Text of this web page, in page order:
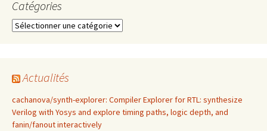
Catégories
Catégories
Actualités
cachanova/synth-explorer: Compiler Explorer for RTL: synthesize
Verilog with Yosys and explore timing paths, logic depth, and
fanin/fanout interactively